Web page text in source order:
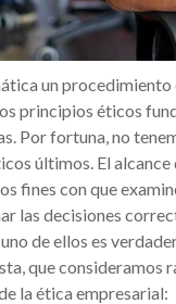
un
principios éticos
Por fortuna, no
últimos. El
fines con que
las decisiones
de ellos es
que
la ética empresarial: